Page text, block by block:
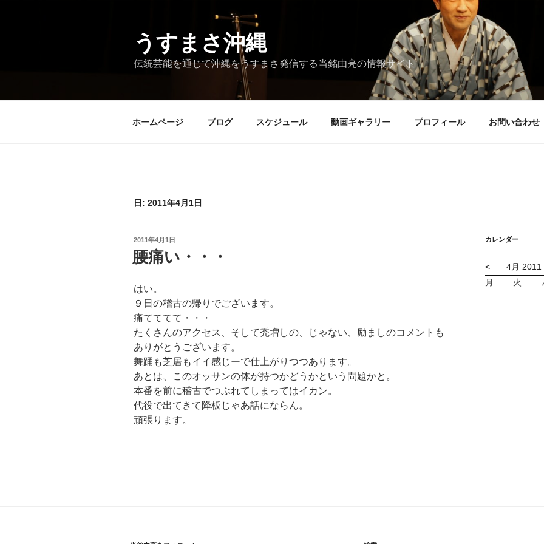
うすまさ沖縄
伝統芸能を通じて沖縄をうすまさ発信する当銘由亮の情報サイト
ホームページ ブログ スケジュール 動画ギャラリー プロフィール お問い合わせ
日: 2011年4月1日
投
稿
日:
2011年4月1日
腰痛い・・・
はい。
９日の稽古の帰りでございます。
痛てててて・・・
たくさんのアクセス、そして禿増しの、じゃない、励ましのコメントも
ありがとうございます。
舞踊も芝居もイイ感じーで仕上がりつつあります。
あとは、このオッサンの体が持つかどうかという問題かと。
本番を前に稽古でつぶれてしまってはイカン。
代役で出てきて降板じゃあ話にならん。
頑張ります。
カレンダー
<
4月 2011
月
火